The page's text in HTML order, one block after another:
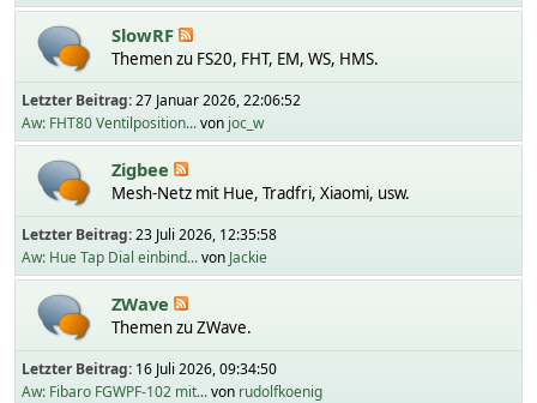
SlowRF
Themen zu FS20, FHT, EM, WS, HMS.
Letzter Beitrag:27 Januar 2026, 22:06:52
Aw: FHT80 Ventilposition...von joc_w
Zigbee
Mesh-Netz mit Hue, Tradfri, Xiaomi, usw.
Letzter Beitrag:23 Juli 2026, 12:35:58
Aw: Hue Tap Dial einbind...von Jackie
ZWave
Themen zu ZWave.
Letzter Beitrag: 16 Juli 2026, 09:34:50
Aw: Fibaro FGWPF-102 mit...von rudolfkoenig